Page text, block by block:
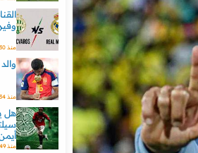
منذ 30 دقيقه
منذ 34 دقيقه
هل
منذ 49 دقيقه